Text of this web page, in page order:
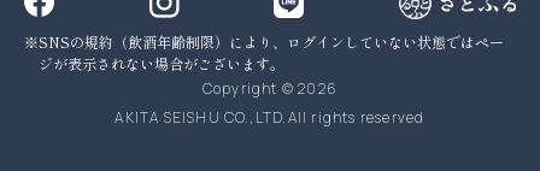
SNSの規約（飲酒年齢制限）により、ログインしていない状態ではペー
ジが表示されない場合がございます。
Copyright © 2026
AKITA SEISHU CO.,LTD.All rights reserved